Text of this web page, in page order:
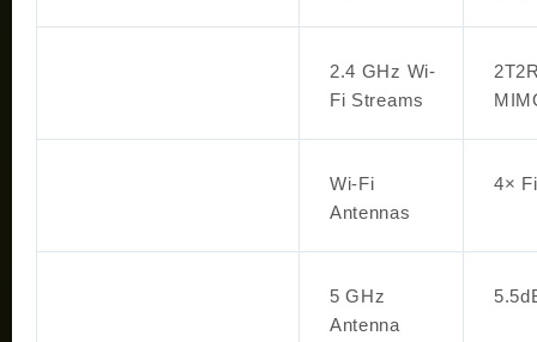
2.4 GHz Wi-
Fi Streams
Wi-Fi
Antennas
4×
5 GHz
Antenna